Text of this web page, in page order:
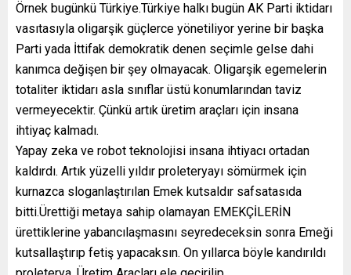
Örnek bugünkü Türkiye.Türkiye halkı bugün AK Parti iktidarı
vasıtasıyla oligarşik güçlerce yönetiliyor yerine bir başka
Parti yada İttifak demokratik denen seçimle gelse dahi
kanımca değişen bir şey olmayacak. Oligarşik egemelerin
totaliter iktidarı asla sınıflar üstü konumlarından taviz
vermeyecektir. Çünkü artık üretim araçları için insana
ihtiyaç kalmadı.
Yapay zeka ve robot teknolojisi insana ihtiyacı ortadan
kaldırdı. Artık yüzelli yıldır proleteryayı sömürmek için
kurnazca sloganlaştırılan Emek kutsaldır safsatasıda
bitti.Ürettiği metaya sahip olamayan EMEKÇİLERİN
ürettiklerine yabancılaşmasını seyredeceksin sonra Emeği
kutsallaştırıp fetiş yapacaksın. On yıllarca böyle kandırıldı